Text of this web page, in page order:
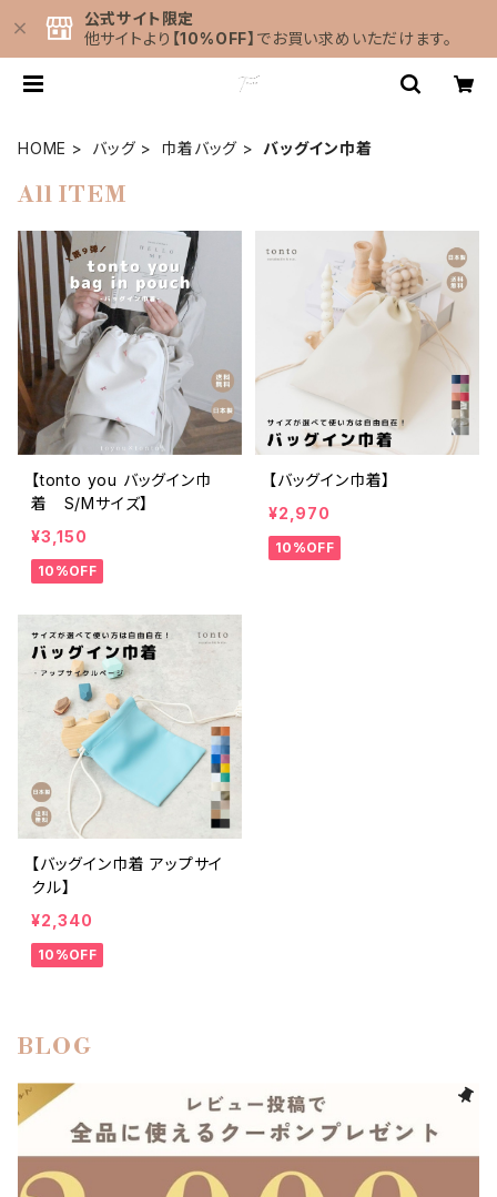
公式サイト限定
他サイトより 【10%OFF】 でお買い求めいただけます。
HOME バッグ 巾着バッグ バッグイン巾着
All ITEM
【tonto you バッグイン巾
着 S/Mサイズ】
¥3,150
10%OFF
【バッグイン巾着】
¥2,970
10%OFF
【バッグイン巾着 アップサイ
クル】
¥2,340
10%OFF
BLOG